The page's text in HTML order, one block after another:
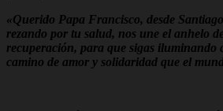
«Querido Papa Francisco, desde
rezando por tu salud, nos une el anhelo
recuperación, para que sigas iluminando
camino de amor y solidaridad que el